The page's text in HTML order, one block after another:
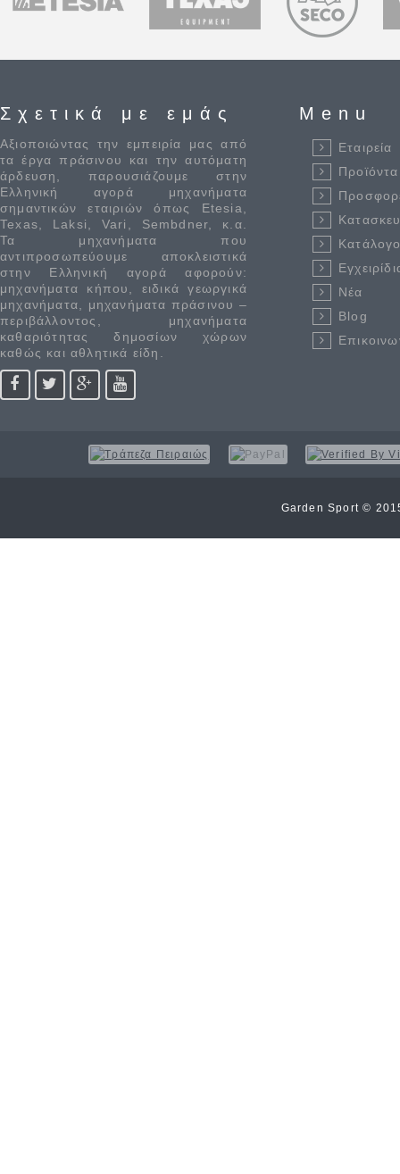
Σχετικά με εμάς
Αξιοποιώντας την εμπειρία μας από
τα έργα πράσινου και την αυτόματη
άρδευση, παρουσιάζουμε στην
Ελληνική αγορά μηχανήματα
σημαντικών εταιριών όπως Etesia,
Texas, Laksi, Vari, Sembdner, κ.α.
Τα μηχανήματα που
αντιπροσωπεύουμε αποκλειστικά
στην Ελληνική αγορά αφορούν:
μηχανήματα κήπου, ειδικά γεωργικά
μηχανήματα, μηχανήματα πράσινου –
περιβάλλοντος, μηχανήματα
καθαριότητας δημοσίων χώρων
καθώς και αθλητικά είδη.
Menu
Εταιρεία
Προϊόντα
Νέα
Blog
Garden Sport ©